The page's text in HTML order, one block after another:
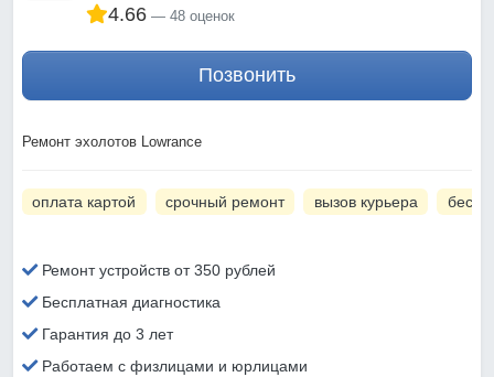
4.66 48 оценок
Позвонить
Ремонт эхолотов Lowrance
оплата картой срочный ремонт вызов курьера
Ремонт устройств от 350 рублей
Бесплатная диагностика
Гарантия до 3 лет
Работаем с физлицами и юрлицами